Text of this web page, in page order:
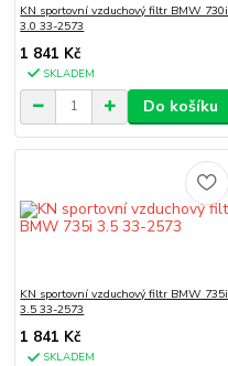
KN sportovní vzduchový filtr BMW 730i
3.0 33-2573
1 841 Kč
SKLADEM
Do košíku
KN sportovní vzduchový filtr BMW 735i
3.5 33-2573
1 841 Kč
SKLADEM